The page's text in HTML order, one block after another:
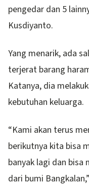
pengedar dan 5
Kusdiyanto.
Yang menarik, ada
terjerat barang
Katanya, dia
kebutuhan keluarga.
“Kami akan terus
berikutnya kita bisa
banyak lagi dan bisa
dari bumi